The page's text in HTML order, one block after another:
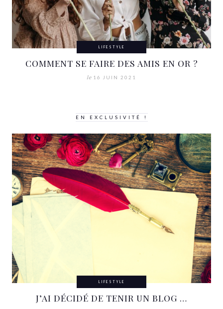
LIFESTYLE
COMMENT SE FAIRE DES AMIS EN OR ?
le 16 JUIN 2021
EN EXCLUSIVITÉ !
LIFESTYLE
J’AI DÉCIDÉ DE TENIR UN BLOG …